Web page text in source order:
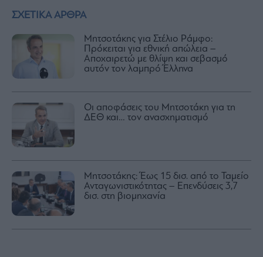
ΣΧΕΤΙΚΑ ΑΡΘΡΑ
Μητσοτάκης για Στέλιο Ράμφο:
Πρόκειται για εθνική απώλεια –
Αποχαιρετώ με θλίψη και σεβασμό
αυτόν τον λαμπρό Έλληνα
Οι αποφάσεις του Μητσοτάκη για τη
ΔΕΘ και… τον ανασχηματισμό
Μητσοτάκης: Έως 15 δισ. από το Ταμείο
Ανταγωνιστικότητας – Επενδύσεις 3,7
δισ. στη βιομηχανία